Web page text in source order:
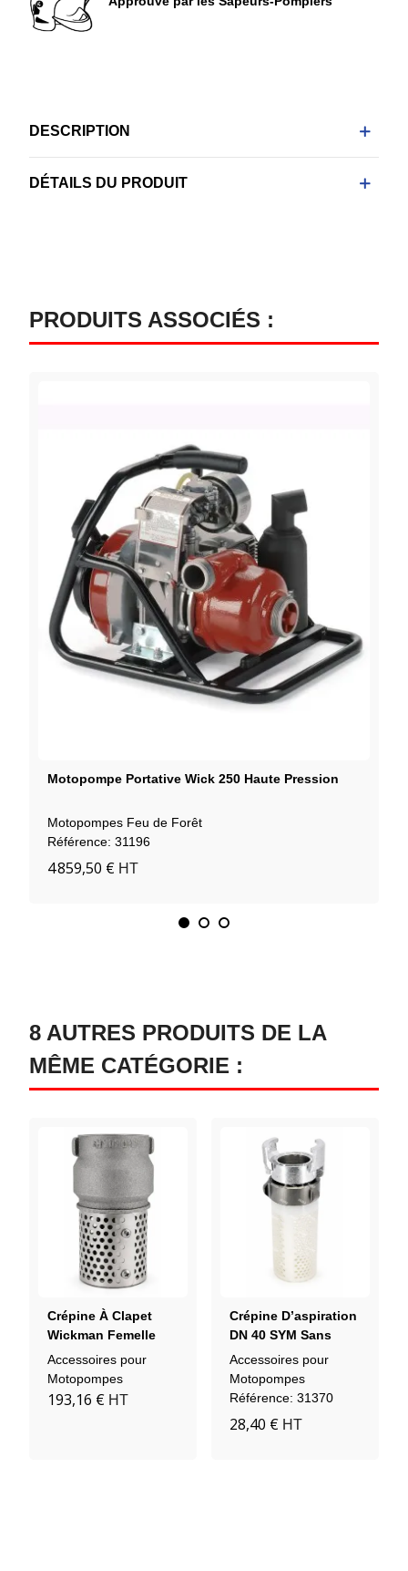
DESCRIPTION
DÉTAILS DU PRODUIT
PRODUITS ASSOCIÉS :
Motopompe Portative Wick 250 Haute Pression
Motopompes Feu de Forêt
Référence: 31196
4 859,50 € HT
8 AUTRES PRODUITS DE LA
MÊME CATÉGORIE :
Crépine À Clapet
Wickman Femelle
Accessoires pour
Motopompes
193,16 € HT
Crépine D’aspiration
DN 40 SYM Sans
Clapet
Accessoires pour
Motopompes
Référence: 31370
28,40 € HT